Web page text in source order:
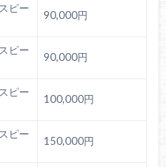
ピー
90,000円
ピー
90,000円
ピー
100,000円
ピー
150,000円